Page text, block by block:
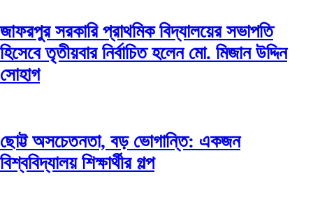
জাফরপুর সরকারি প্রাথমিক বিদ্যালয়ের সভাপতি
হিসেবে তৃতীয়বার নির্বাচিত হলেন মো. মিজান উদ্দিন
সোহাগ
ছোট্ট অসচেতনতা, বড় ভোগান্তি: একজন
বিশ্ববিদ্যালয় শিক্ষার্থীর গল্প